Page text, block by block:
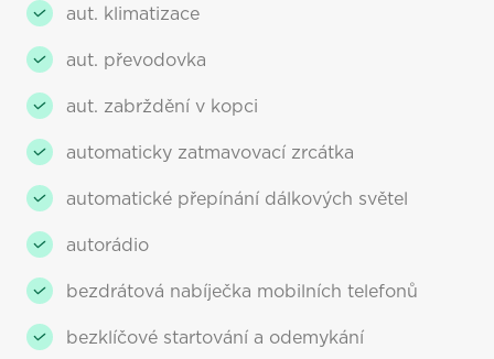
aut. klimatizace
aut. převodovka
aut. zabrždění v kopci
automaticky zatmavovací zrcátka
automatické přepínání dálkových světel
autorádio
bezdrátová nabíječka mobilních telefonů
bezklíčové startování a odemykání